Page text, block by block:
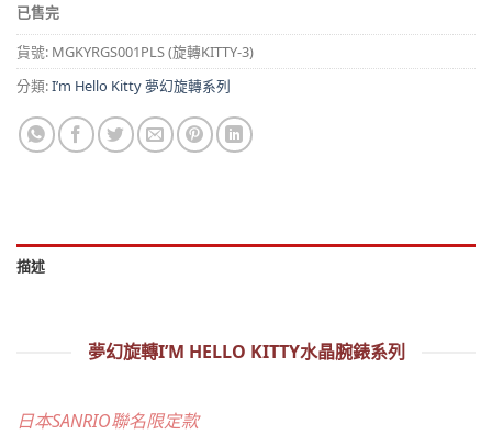
已售完
貨號: MGKYRGS001PLS (旋轉KITTY-3)
分類:I’m Hello Kitty 夢幻旋轉系列
描述
夢幻旋轉I’M HELLO KITTY水晶腕錶系列
日本SANRIO聯名限定款